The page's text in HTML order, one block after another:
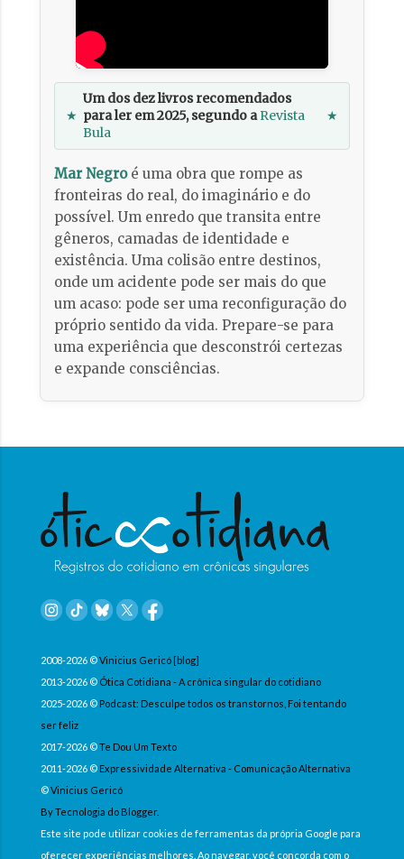
★
Um dos dez livros recomendados
para ler em 2025, segundo aRevista
Bula
★
Mar Negroé uma obra que rompe as
fronteiras do real, do imaginário e do
possível. Um enredo que transita entre
gêneros, camadas de identidade e
existência. Uma colisão entre destinos,
onde um acidente pode ser mais do que
um acaso: pode ser uma reconfiguração do
próprio sentido da vida. Prepare-se para
uma experiência que desconstrói certezas
e expande consciências.
2008-2026 ©Vinicius Gericó [blog]
2013-2026 © Ótica Cotidiana - A crônica singular do cotidiano
2025-2026 © Podcast: Desculpe todos os transtornos, Foi tentando
ser feliz
2017-2026 ©Te Dou Um Texto
2011-2026 © Expressividade Alternativa - Comunicação Alternativa
©Vinicius Gericó
By Tecnologia do Blogger.
Este site pode utilizar cookies de ferramentas da própria Google para
oferecer experiências melhores. Ao navegar, você concorda com o